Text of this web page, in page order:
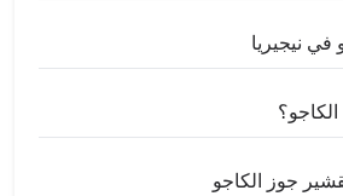
في نيجيريا
جوز الكاجو